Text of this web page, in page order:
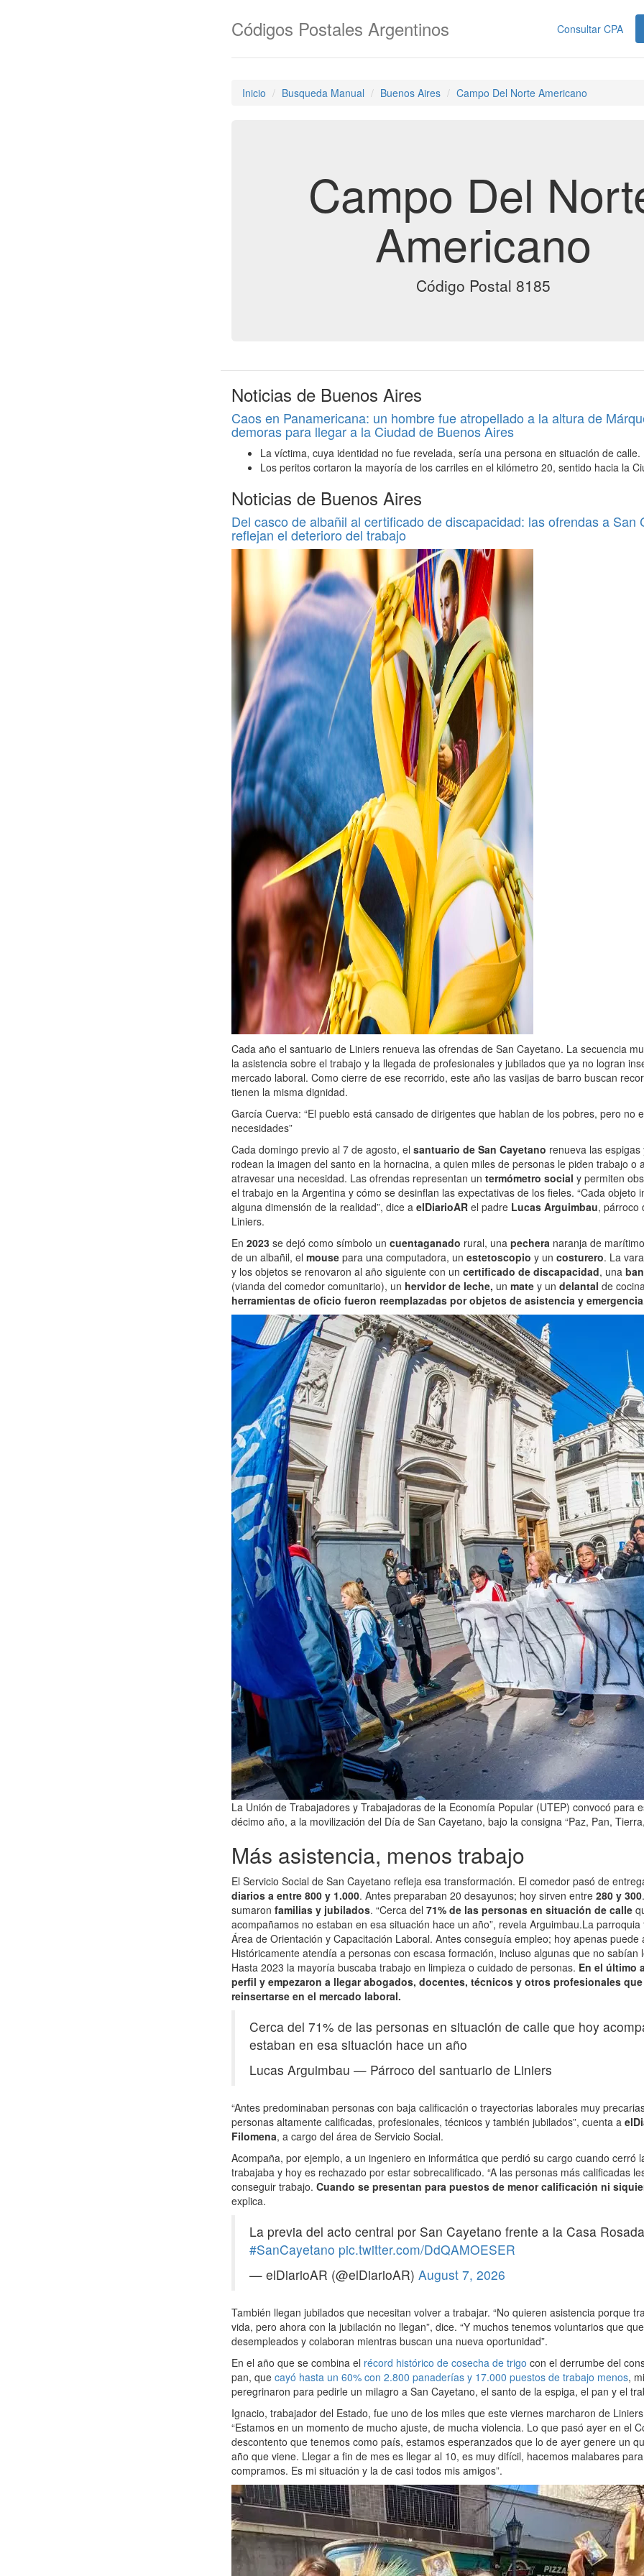
Consultar CPA
Códigos Postales Argentinos
Inicio Busqueda Manual Buenos Aires Campo Del Norte Americano
Campo Del
Americano
Código Postal 8185
Noticias de Buenos Aires
Caos en Panamericana: un hombre fue atropellado a la altura de
demoras para llegar a la Ciudad de Buenos Aires
La víctima, cuya identidad no fue revelada, sería una persona en situación de calle.
Los peritos cortaron la mayoría de los carriles en el kilómetro 20, sentido hacia la
Noticias de Buenos Aires
Del casco de albañil al certificado de discapacidad: las ofrendas a San
reflejan el deterioro del trabajo
Cada año el santuario de Liniers renueva las ofrendas de San Cayetano. La secuencia
la asistencia sobre el trabajo y la llegada de profesionales y jubilados que ya no logran
mercado laboral. Como cierre de ese recorrido, este año las vasijas de barro buscan
tienen la misma dignidad.
García Cuerva: “El pueblo está cansado de dirigentes que hablan de los pobres, pero no
necesidades”
Cada domingo previo al 7 de agosto, el santuario de San Cayetano renueva las
rodean la imagen del santo en la hornacina, a quien miles de personas le piden trabajo o
atravesar una necesidad. Las ofrendas representan un termómetro social y permiten
el trabajo en la Argentina y cómo se desinflan las expectativas de los fieles. “Cada objeto
alguna dimensión de la realidad”, dice a elDiarioAR el padre Lucas Arguimbau, párroco
Liniers.
En 2023 se dejó como símbolo un cuentaganado rural, una pechera naranja de
de un albañil, el mouse para una computadora, un estetoscopio y un costurero. La
y los objetos se renovaron al año siguiente con un certificado de discapacidad, una
(vianda del comedor comunitario), un hervidor de leche, un mate y un delantal de
herramientas de oficio fueron reemplazadas por objetos de asistencia y
La Unión de Trabajadores y Trabajadoras de la Economía Popular (UTEP) convocó para
décimo año, a la movilización del Día de San Cayetano, bajo la consigna “Paz, Pan,
Más asistencia, menos trabajo
El Servicio Social de San Cayetano refleja esa transformación. El comedor pasó de
diarios a entre 800 y 1.000. Antes preparaban 20 desayunos; hoy sirven entre 280 y 300
sumaron familias y jubilados. “Cerca del 71% de las personas en situación de calle
acompañamos no estaban en esa situación hace un año”, revela Arguimbau.La
Área de Orientación y Capacitación Laboral. Antes conseguía empleo; hoy apenas puede
Históricamente atendía a personas con escasa formación, incluso algunas que no sabían
Hasta 2023 la mayoría buscaba trabajo en limpieza o cuidado de personas. En el último
perfil y empezaron a llegar abogados, docentes, técnicos y otros profesionales
reinsertarse en el mercado laboral.
Cerca del 71% de las personas en situación de calle que hoy
estaban en esa situación hace un año
Lucas Arguimbau — Párroco del santuario de Liniers
“Antes predominaban personas con baja calificación o trayectorias laborales muy
personas altamente calificadas, profesionales, técnicos y también jubilados”, cuenta a
Filomena, a cargo del área de Servicio Social.
Acompaña, por ejemplo, a un ingeniero en informática que perdió su cargo cuando cerró
trabajaba y hoy es rechazado por estar sobrecalificado. “A las personas más calificadas
conseguir trabajo. Cuando se presentan para puestos de menor calificación ni
explica.
La previa del acto central por San Cayetano frente a la Casa Rosada
#SanCayetano pic.twitter.com/DdQAMOESER
— elDiarioAR (@elDiarioAR) August 7, 2026
También llegan jubilados que necesitan volver a trabajar. “No quieren asistencia porque
vida, pero ahora con la jubilación no llegan”, dice. “Y muchos tenemos voluntarios que
desempleados y colaboran mientras buscan una nueva oportunidad”.
En el año que se combina el récord histórico de cosecha de trigo con el derrumbe del
pan, que cayó hasta un 60% con 2.800 panaderías y 17.000 puestos de trabajo menos,
peregrinaron para pedirle un milagro a San Cayetano, el santo de la espiga, el pan y el
Ignacio, trabajador del Estado, fue uno de los miles que este viernes marcharon de
“Estamos en un momento de mucho ajuste, de mucha violencia. Lo que pasó ayer en el
descontento que tenemos como país, estamos esperanzados que lo de ayer genere un
año que viene. Llegar a fin de mes es llegar al 10, es muy difícil, hacemos malabares
compramos. Es mi situación y la de casi todos mis amigos”.